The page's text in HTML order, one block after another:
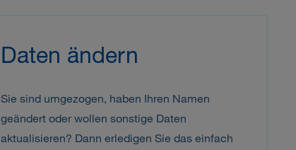
Daten ändern
Sie sind umgezogen, haben Ihren Namen
geändert oder wollen sonstige Daten
aktualisieren? Dann erledigen Sie das einfach